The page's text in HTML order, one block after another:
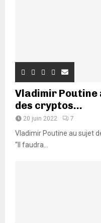
Vladimir Poutine
des cryptos...
20 juin 2022 7
Vladimir Poutine au sujet
“Il faudra...